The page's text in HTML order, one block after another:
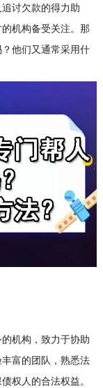
讨欠款的得力助
机构备受关注。那
他们又通常采用什
机构，致力于协助
富的团队，熟悉法
权人的合法权益。